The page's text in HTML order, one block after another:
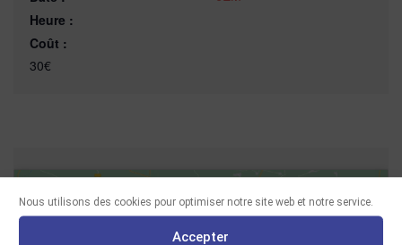
Nous utilisons des cookies pour optimiser notre site web et notre service.
Accepter
Heure :
Coût :
30€